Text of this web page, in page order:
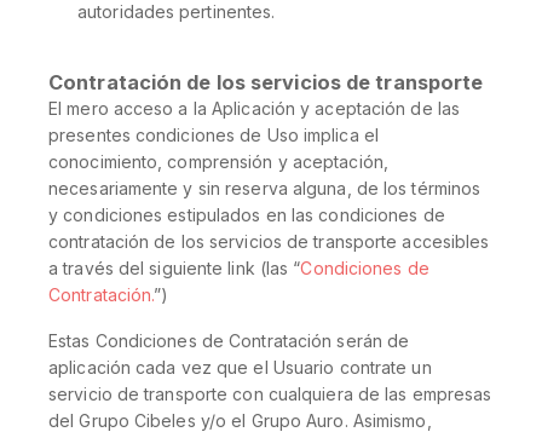
autoridades pertinentes.
Contratación de los servicios de transporte
El mero acceso a la Aplicación y aceptación de las
presentes condiciones de Uso implica el
conocimiento, comprensión y aceptación,
necesariamente y sin reserva alguna, de los términos
y condiciones estipulados en las condiciones de
contratación de los servicios de transporte accesibles
a través del siguiente link (las “Condiciones de
Contratación.”)
Estas Condiciones de Contratación serán de
aplicación cada vez que el Usuario contrate un
servicio de transporte con cualquiera de las empresas
del Grupo Cibeles y/o el Grupo Auro. Asimismo,